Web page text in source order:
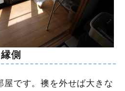
側
屋です。襖を外せば大きな